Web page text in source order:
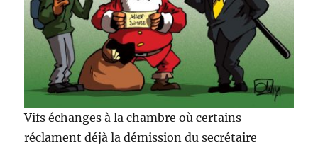
Vifs échanges à la chambre où certains
réclament déjà la démission du secrétaire